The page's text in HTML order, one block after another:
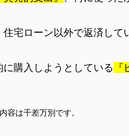
住宅ローン以外で返済して
に購入しようとしている 『
容は千差万別です。